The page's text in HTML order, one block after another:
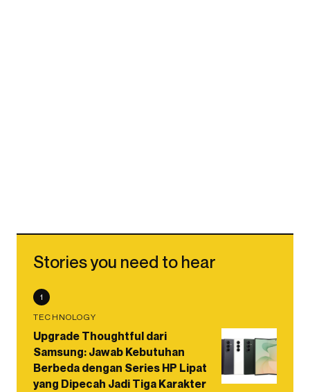
Stories you need to hear
1
TECHNOLOGY
Upgrade Thoughtful dari
Samsung: Jawab Kebutuhan
Berbeda dengan Series HP Lipat
yang Dipecah Jadi Tiga Karakter